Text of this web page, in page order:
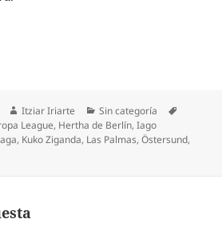
Autor
Itziar Iriarte Categorías
Sin categoría
League, Hertha de Berlín,Iago
, Kuko Ziganda, Las Palmas,Östersund,